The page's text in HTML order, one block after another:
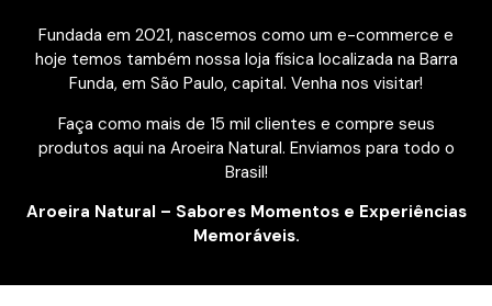
Fundada em 2021, nascemos como um e-commerce e
hoje temos também nossa loja física localizada na Barra
Funda, em São Paulo, capital. Venha nos visitar!
Faça como mais de 15 mil clientes e compre seus
produtos aqui na Aroeira Natural. Enviamos para todo o
Brasil!
Aroeira Natural – Sabores Momentos e Experiências
Memoráveis.